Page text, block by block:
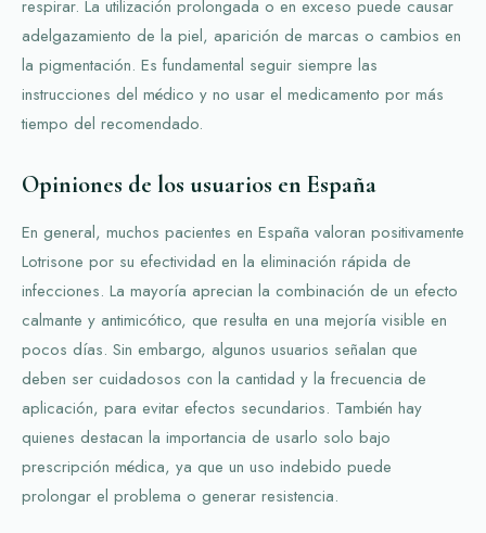
respirar. La utilización prolongada o en exceso puede causar
adelgazamiento de la piel, aparición de marcas o cambios en
la pigmentación. Es fundamental seguir siempre las
instrucciones del médico y no usar el medicamento por más
tiempo del recomendado.
Opiniones de los usuarios en España
En general, muchos pacientes en España valoran positivamente
Lotrisone por su efectividad en la eliminación rápida de
infecciones. La mayoría aprecian la combinación de un efecto
calmante y antimicótico, que resulta en una mejoría visible en
pocos días. Sin embargo, algunos usuarios señalan que
deben ser cuidadosos con la cantidad y la frecuencia de
aplicación, para evitar efectos secundarios. También hay
quienes destacan la importancia de usarlo solo bajo
prescripción médica, ya que un uso indebido puede
prolongar el problema o generar resistencia.